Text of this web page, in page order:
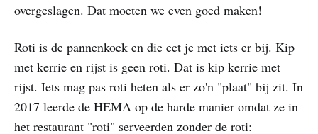
overgeslagen. Dat moeten we even goed maken!
Roti is de pannenkoek en die eet je met iets er bij. Kip
met kerrie en rijst is geen roti. Dat is kip kerrie met
rijst. Iets mag pas roti heten als er zo'n "plaat" bij zit. In
2017 leerde de HEMA op de harde manier omdat ze in
het restaurant "roti" serveerden zonder de roti: